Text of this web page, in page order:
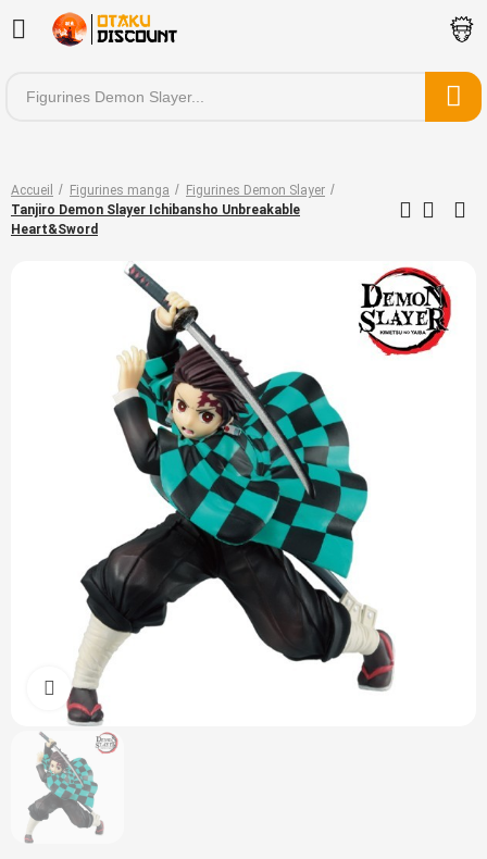
Accueil Figurines manga
Figurines Demon Slayer
Tanjiro Demon Slayer Ichibansho Unbreakable
Heart&Sword
Cliquez pour agrandir